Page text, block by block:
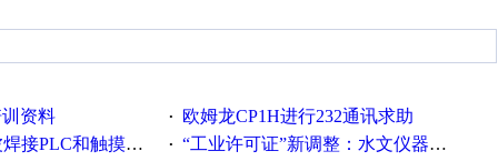
资料 ·
欧姆龙CP1H进行232通讯求助
PLC和触摸屏程序
· “工业许可证”新调整：水文仪器等19类产品取消事前生产许可